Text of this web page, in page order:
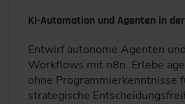
KI-Automation und Agenten in
Entwirf autonome Agenten
Workflows mit n8n. Erlebe
ohne Programmierkenntnisse
strategische